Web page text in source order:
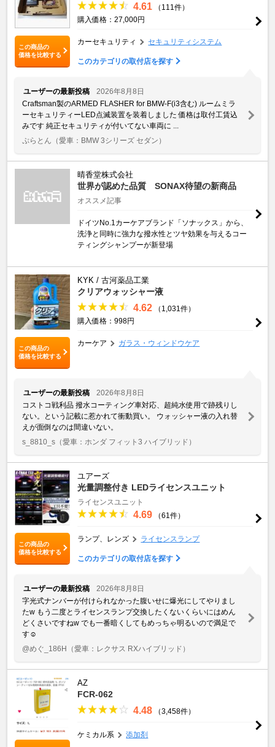
この商品の
価格を比較する
4.61
（111件）
購入価格：27,000円
カーセキュリティ セキュリティシステム
このカテゴリの取付店を探す
ユーザーの最新投稿
2026年8月8日
Craftsman製のARMED FLASHER for BMW-F(i3含む) ルームミラ
ーセキュリティーLED点滅装置を装着しました 価格は取付工賃込
みです 純正セキュリティが付いてない車両に ...
ぷらとん （愛車：BMW 3シリーズ セダン）
晴香堂株式会社
世界が認めた品質 SONAX待望の新商品
オススメ記事
ドイツNo.1カーケアブランド「ソナックス」から、
洗浄と同時に強力な撥水性とツヤ効果を与えるコー
ティングシャンプーが新登場
この商品の
価格を比較する
KYK / 古河薬品工業
クリアウォッシャー液
4.62
（1,031件）
購入価格：998円
カーケア ガラス・ウィンドウケア
ユーザーの最新投稿
2026年8月8日
コストコ戦利品 撥水コーティング車対応、超純水使用で跡残りし
ない。という記載に惹かれて衝動買い。 ウォッシャー液の入れ替
えが面倒なのは間違いない。
s_8810_s （愛車：ホンダ フィット3 ハイブリッド）
この商品の
価格を比較する
ユアーズ
光量調整付き LEDライセンスユニット
ライセンスユニット
4.69 （61件）
ランプ、レンズ ライセンスランプ
このカテゴリの取付店を探す
ユーザーの最新投稿
2026年8月8日
字光式ナンバーが付けられなかった腹いせに爆光にしてやりまし
た‪w もう二度とライセンスランプ交換したくないくらいにはめん
どくさいですね‪w でも一番暗くしてもめっちゃ明るいので満足で
す☺️
@めぐ_186H （愛車：レクサス RXハイブリッド）
AZ
FCR-062
4.48 （3,458件）
ケミカル系 添加剤